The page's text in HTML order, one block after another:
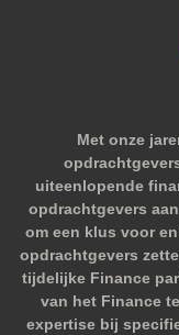
Met onze
uiteenlopende
opdrachtgevers
om een klus voor
opdrachtgevers
tijdelijke Finance
van het Finance
expertise bij